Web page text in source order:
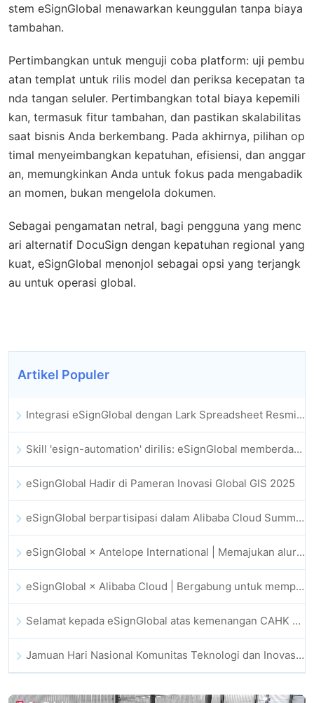
stem eSignGlobal menawarkan keunggulan tanpa biaya
tambahan.
Pertimbangkan untuk menguji coba platform: uji pembu
atan templat untuk rilis model dan periksa kecepatan ta
nda tangan seluler. Pertimbangkan total biaya kepemili
kan, termasuk fitur tambahan, dan pastikan skalabilitas
saat bisnis Anda berkembang. Pada akhirnya, pilihan op
timal menyeimbangkan kepatuhan, efisiensi, dan anggar
an, memungkinkan Anda untuk fokus pada mengabadik
an momen, bukan mengelola dokumen.
Sebagai pengamatan netral, bagi pengguna yang menc
ari alternatif DocuSign dengan kepatuhan regional yang
kuat, eSignGlobal menonjol sebagai opsi yang terjangk
au untuk operasi global.
Artikel Populer
Integrasi eSignGlobal dengan Lark Spreadsheet Resmi Diluncurkan: Otomatisasi Penuh Penandatanganan dan Pengarsipan Kontrak Elektronik
Skill 'esign-automation' dirilis: eSignGlobal memberdayakan OpenClaw dengan tanda tangan elektronik otomatis
eSignGlobal Hadir di Pameran Inovasi Global GIS 2025
eSignGlobal berpartisipasi dalam Alibaba Cloud Summit 2025 Hong Kong, mendorong inovasi cloud berbasis AI dan kepercayaan digital
eSignGlobal × Antelope International | Memajukan alur kerja digital yang aman dan didorong AI
eSignGlobal × Alibaba Cloud | Bergabung untuk memperkuat kepercayaan digital global bagi fintech
Selamat kepada eSignGlobal atas kemenangan CAHK STAR Award 2025
Jamuan Hari Nasional Komunitas Teknologi dan Inovasi Hong Kong